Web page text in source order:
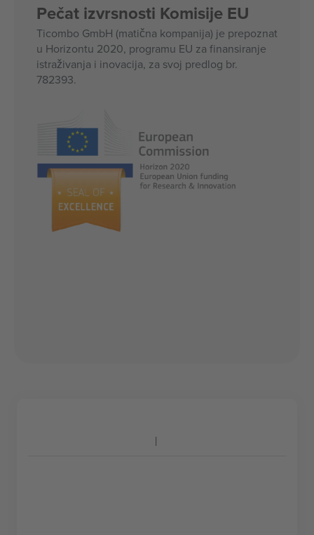
Pečat izvrsnosti Komisije EU
Ticombo GmbH (matična kompanija) je prepoznat
u Horizontu 2020, programu EU za finansiranje
istraživanja i inovacija, za svoj predlog br.
782393.